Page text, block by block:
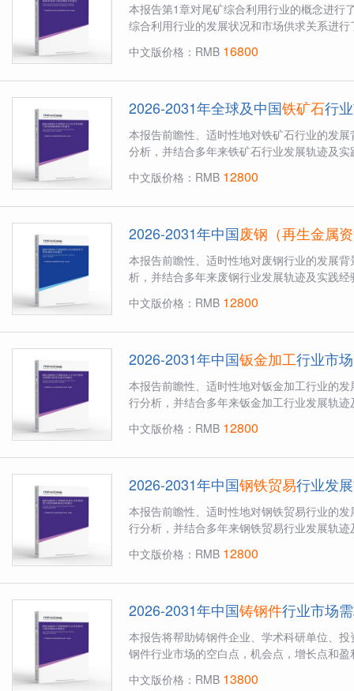
本报告第1章对尾矿综合利用行业的概念进行
综合利用行业的发展状况和市场供求关系进
中文版价格：RMB 16800
2026-2031年全球及中国铁矿石行
本报告前瞻性、适时性地对铁矿石行业的发
分析，并结合多年来铁矿石行业发展轨迹及
中文版价格：RMB 12800
2026-2031年中国废钢（再生金属
本报告前瞻性、适时性地对废钢行业的发展
析，并结合多年来废钢行业发展轨迹及实践
中文版价格：RMB 12800
2026-2031年中国钣金加工行业市
本报告前瞻性、适时性地对钣金加工行业的
行分析，并结合多年来钣金加工行业发展轨
中文版价格：RMB 12800
2026-2031年中国钢铁贸易行业发
本报告前瞻性、适时性地对钢铁贸易行业的
行分析，并结合多年来钢铁贸易行业发展轨
中文版价格：RMB 12800
2026-2031年中国铸钢件行业市场
本报告将帮助铸钢件企业、学术科研单位、
钢件行业市场的空白点，机会点，增长点和
中文版价格：RMB 13800